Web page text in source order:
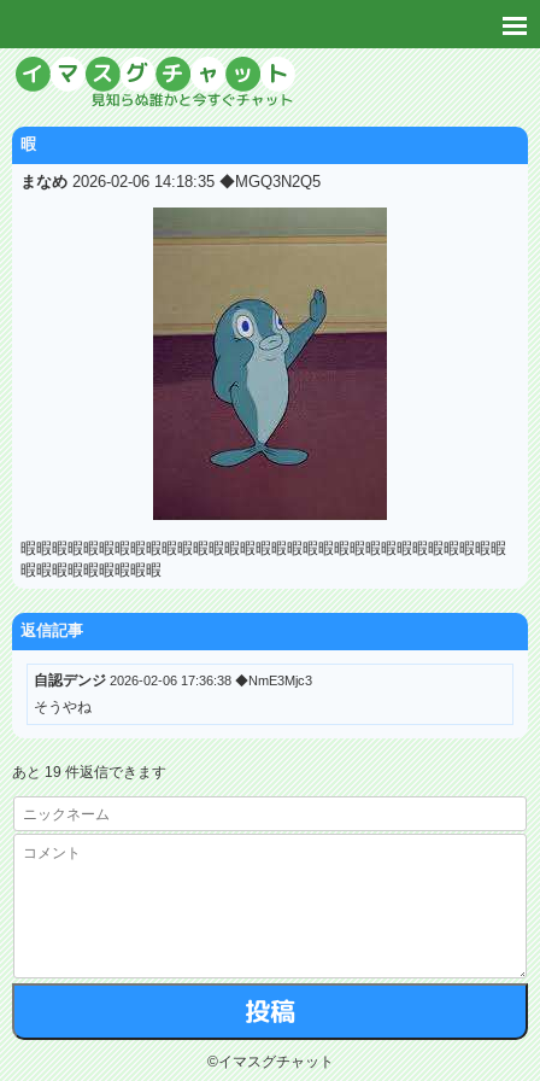
暇
まなめ 2026-02-06 14:18:35 ◆MGQ3N2Q5
暇暇暇暇暇暇暇暇暇暇暇暇暇暇暇暇暇暇暇暇暇暇暇暇暇暇暇暇暇暇暇
暇暇暇暇暇暇暇暇暇
返信記事
自認デンジ 2026-02-06 17:36:38 ◆NmE3Mjc3
そうやね
あと 19 件返信できます
©イマスグチャット